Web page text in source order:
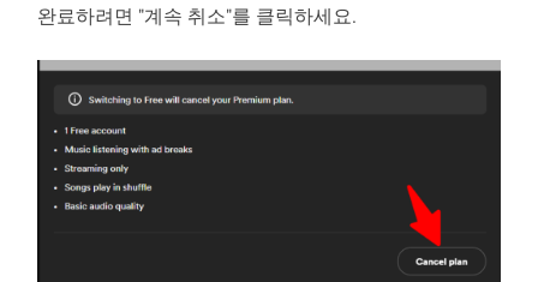
완료하려면 "계속 취소"를 클릭하세요.